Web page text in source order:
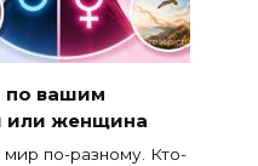
по вашим
или женщина
по-разному. Кто-